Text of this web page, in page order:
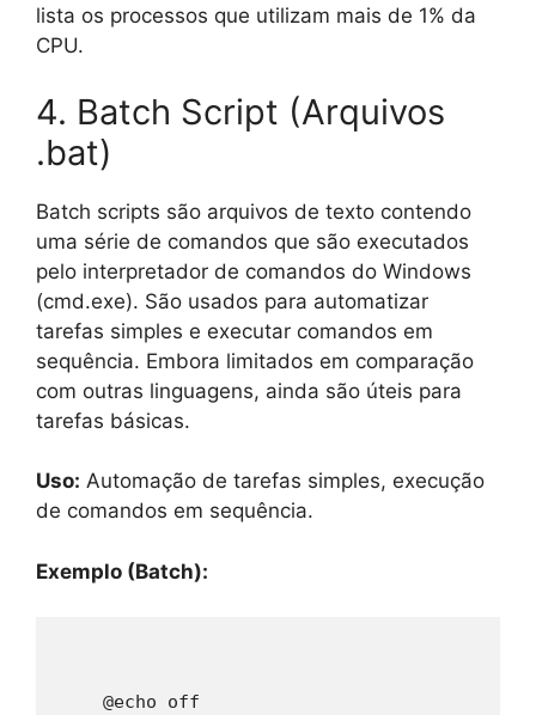
lista os processos que utilizam mais de 1% da
CPU.
4. Batch Script (Arquivos
.bat)
Batch scripts são arquivos de texto contendo
uma série de comandos que são executados
pelo interpretador de comandos do Windows
(cmd.exe). São usados para automatizar
tarefas simples e executar comandos em
sequência. Embora limitados em comparação
com outras linguagens, ainda são úteis para
tarefas básicas.
Uso: Automação de tarefas simples, execução
de comandos em sequência.
Exemplo (Batch):
    @echo off